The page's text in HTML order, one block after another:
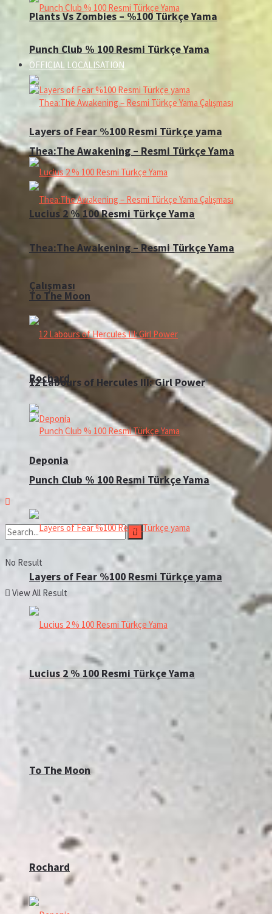
Punch Club % 100 Resmi Türkçe Yama
Layers of Fear %100 Resmi Türkçe yama
Lucius 2 % 100 Resmi Türkçe Yama
To The Moon
Rochard
Deponia
No Result
View All Result
Plants Vs Zombies – %100 Türkçe Yama
OFFICIAL LOCALISATION
Thea:The Awakening – Resmi Türkçe Yama
Thea:The Awakening – Resmi Türkçe Yama
Çalışması
12 Labours of Hercules III: Girl Power
Punch Club % 100 Resmi Türkçe Yama
Layers of Fear %100 Resmi Türkçe yama
Lucius 2 % 100 Resmi Türkçe Yama
To The Moon
Rochard